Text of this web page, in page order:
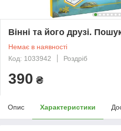
Вінні та його друзі.
Немає в наявності
Код: 1033942
Роздріб
390 ₴
Опис Характеристики